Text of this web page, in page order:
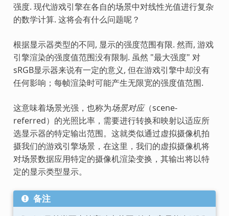
强度. 现代游戏引擎在各自的场景中对线性光值进行复杂
的数学计算. 这将会有什么问题呢？
根据显示器类型的不同, 显示的强度范围有限. 然而, 游戏
引擎渲染的强度值范围没有限制. 虽然 "最大强度" 对
sRGB显示器来说有一定的意义, 但在游戏引擎中却没有
任何影响；每帧渲染时可能产生无限宽的强度值范围.
这意味着场景光强，也称为场景对应（scene-
referred）的光照比率，需要进行转换和映射以适应所
选显示器的特定输出范围。这就类似通过虚拟摄像机拍
摄我们的游戏引擎场景，在这里，我们的虚拟摄像机将
对场景数据应用特定的摄像机渲染变换，其输出将以特
定的显示类型显示。
备注